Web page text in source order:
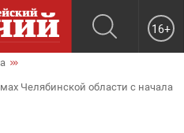
16+
Челябинской области с начала